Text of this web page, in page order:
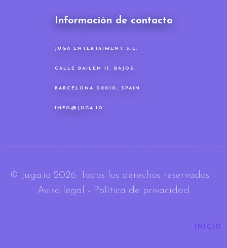
Información de contacto
JUGA ENTERTAIMENT S.L.
CALLE BAILEN 11, BAJOS.
BARCELONA 08010, SPAIN
INFO@JUGA.IO
© Juga.io 2026. Todos los derechos reservados. -
Aviso legal - Política de privacidad
INICIO